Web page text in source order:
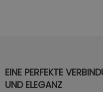
EINE PERFEKTE
UND ELEGANZ